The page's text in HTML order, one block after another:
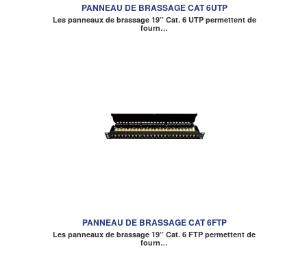
PANNEAU DE BRASSAGE CAT 6UTP
Les panneaux de brassage 19’’ Cat. 6 UTP permettent de
fourn…
PANNEAU DE BRASSAGE CAT 6FTP
Les panneaux de brassage 19’’ Cat. 6 FTP permettent de
fourn…